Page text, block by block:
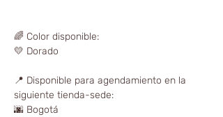
🌈 Color disponible:
💛 Dorado
📍 Disponible para agendamiento en la
siguiente tienda-sede:
🌆 Bogotá